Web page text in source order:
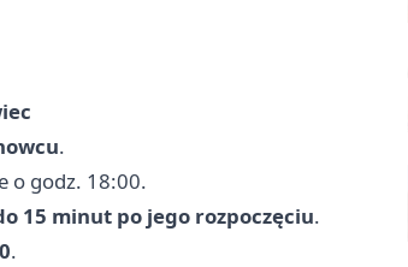
.
o godz. 18:00.
15 minut po jego rozpoczęciu.
.